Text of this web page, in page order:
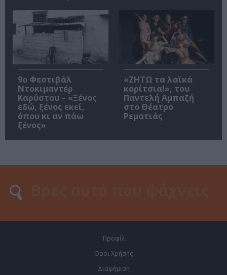
9ο Φεστιβάλ
Ντοκιμαντέρ
Καρύστου – «Ξένος
εδώ, ξένος εκεί,
όπου κι αν πάω
ξένος»
«ΖΗΤΩ τα λαϊκά
κορίτσια!», του
Παντελή Αμπαζή
στο Θέατρο
Ρεματιάς
Προφίλ
Οροι Χρήσης
Διαφήμιση